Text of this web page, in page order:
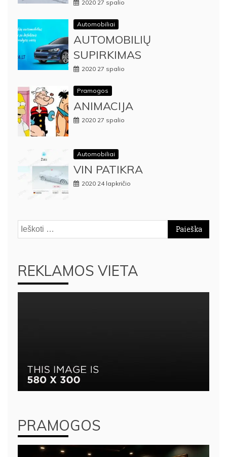
2020 27 spalio
Automobiliai
AUTOMOBILIŲ
SUPIRKIMAS
2020 27 spalio
Pramogos
ANIMACIJA
2020 27 spalio
Automobiliai
VIN PATIKRA
2020 24 lapkričio
Ieškoti:
REKLAMOS VIETA
PRAMOGOS